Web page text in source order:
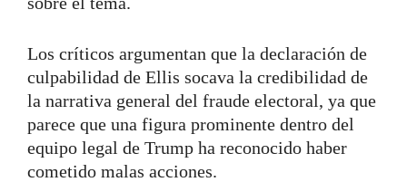
Los críticos argumentan que la declaración de
culpabilidad de Ellis socava la credibilidad de
la narrativa general del fraude electoral, ya que
parece que una figura prominente dentro del
equipo legal de Trump ha reconocido haber
cometido malas acciones.